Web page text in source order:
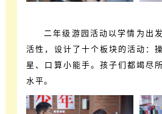
二年级游园活动以学情为出
活性，设计了十个板块的活动：
星、口算小能手。孩子们都竭尽
水平。